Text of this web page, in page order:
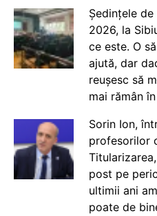
Ședințele
2026, la
ce este. O
ajută, dar
reușesc să
mai rămân
Sorin Ion,
profesorilor
post pe
ultimii ani
poate de